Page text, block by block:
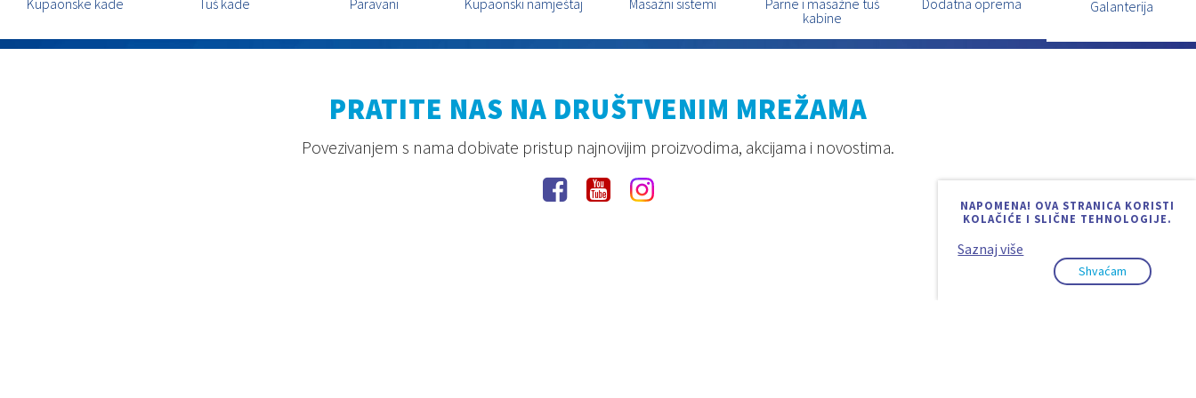
kabine
Galanterija
NAPOMENA! OVA STRANICA KORISTI
KOLAČIĆE I SLIČNE TEHNOLOGIJE.
Saznaj više
Shvaćam
PRATITE NAS NA DRUŠTVENIM MREŽAMA
Povezivanjem s nama dobivate pristup najnovijim proizvodima, akcijama i novostima.